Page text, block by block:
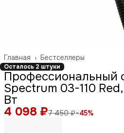
Бестселлеры
Главная ›
Осталось 2 штуки
Профессиональный
Spectrum 03-110
Вт
4 098 ₽7 450 ₽−45%